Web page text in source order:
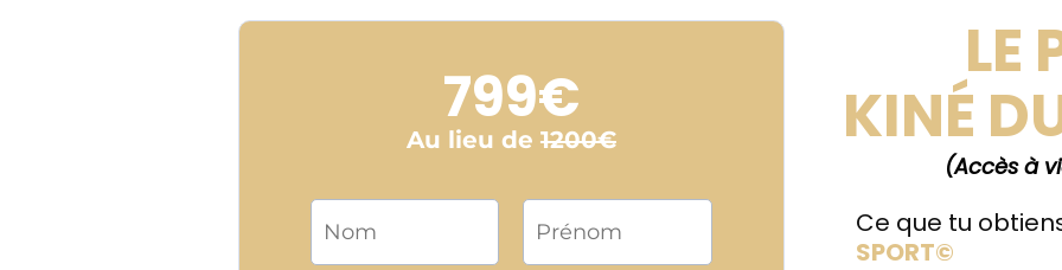
799€
Au lieu de 1200€
LE
KINÉ
(Accès à
Ce que tu
SPORT©